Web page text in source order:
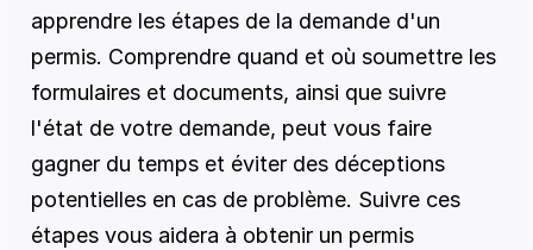
apprendre les étapes de la demande d'un
permis. Comprendre quand et où soumettre les
formulaires et documents, ainsi que suivre
l'état de votre demande, peut vous faire
gagner du temps et éviter des déceptions
potentielles en cas de problème. Suivre ces
étapes vous aidera à obtenir un permis